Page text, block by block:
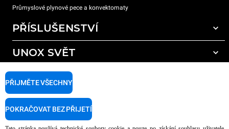
Průmyslové plynové pece a konvektomaty
PŘÍSLUŠENSTVÍ
Všechna příslušenství
Čisticí prostředky pro ruční mytí
Úprava vody pryskyřičnými filtry
Úprava vody reverzní osmózou
UNOX SVĚT
Naše pobočky po celém světě
PODPORA
PŘIJMĚTE VŠECHNY
POKRAČOVAT BEZ PŘIJETÍ